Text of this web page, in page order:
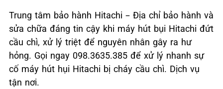
Trung tâm bảo hành Hitachi – Địa chỉ bảo hành và
sửa chữa đáng tin cậy khi máy hút bụi Hitachi đứt
cầu chì, xử lý triệt để nguyên nhân gây ra hư
hỏng. Gọi ngay 098.3635.385 để xử lý nhanh sự
cố máy hút hụi Hitachi bị cháy cầu chì. Dịch vụ
tận nơi.